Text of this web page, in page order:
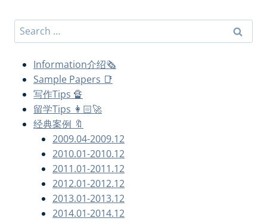
Search
for:
Information介绍🗞
Sample Papers 📑
写作Tips 🔏
留学Tips 👩🏻‍🚀
经典案例 🔖
2009.04-2009.12
2010.01-2010.12
2011.01-2011.12
2012.01-2012.12
2013.01-2013.12
2014.01-2014.12